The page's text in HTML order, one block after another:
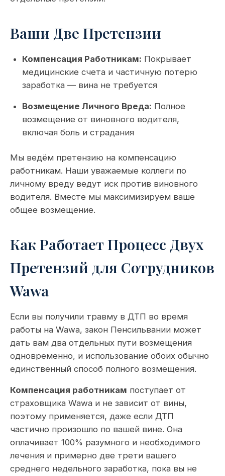
Ваши Две Претензии
Компенсация Работникам: Покрывает
медицинские счета и частичную потерю
заработка — вина не требуется
Возмещение Личного Вреда: Полное
возмещение от виновного водителя,
включая боль и страдания
Мы ведём претензию на компенсацию
работникам. Наши уважаемые коллеги по
личному вреду ведут иск против виновного
водителя. Вместе мы максимизируем ваше
общее возмещение.
Как Работает Процесс Двух
Претензий для Сотрудников
Wawa
Если вы получили травму в ДТП во время
работы на Wawa, закон Пенсильвании может
дать вам два отдельных пути возмещения
одновременно, и использование обоих обычно
единственный способ полного возмещения.
Компенсация работникам поступает от
страховщика Wawa и не зависит от вины,
поэтому применяется, даже если ДТП
частично произошло по вашей вине. Она
оплачивает 100% разумного и необходимого
лечения и примерно две трети вашего
среднего недельного заработка, пока вы не